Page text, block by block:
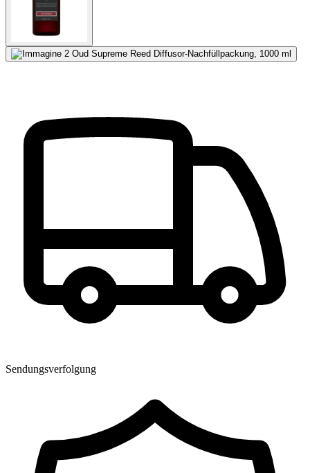
Sendungsverfolgung